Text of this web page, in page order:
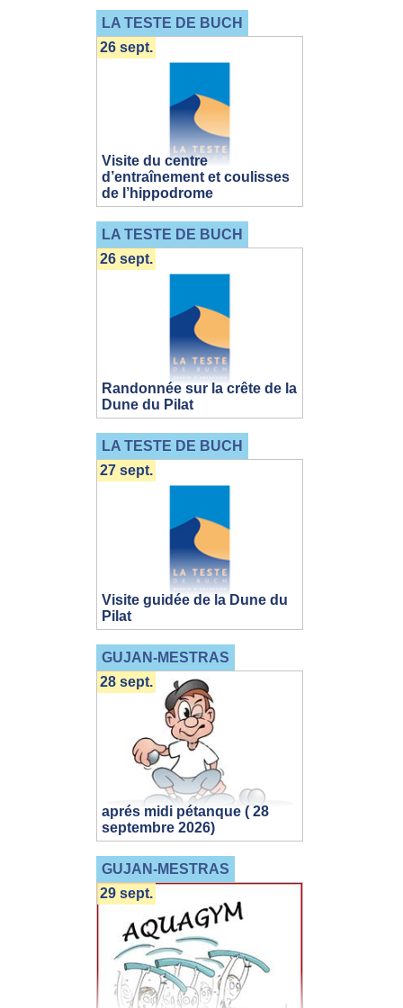
LA TESTE DE BUCH
Visite du centre
d’entraînement et coulisses
de l’hippodrome
26 sept.
LA TESTE DE BUCH
Randonnée sur la crête de la
Dune du Pilat
26 sept.
LA TESTE DE BUCH
Visite guidée de la Dune du
Pilat
27 sept.
GUJAN-MESTRAS
aprés midi pétanque ( 28
septembre 2026)
28 sept.
GUJAN-MESTRAS
29 sept.